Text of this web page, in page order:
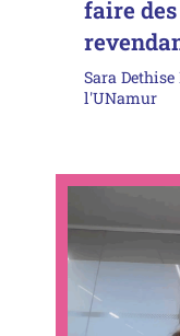
faire
Sara
l'UNamur